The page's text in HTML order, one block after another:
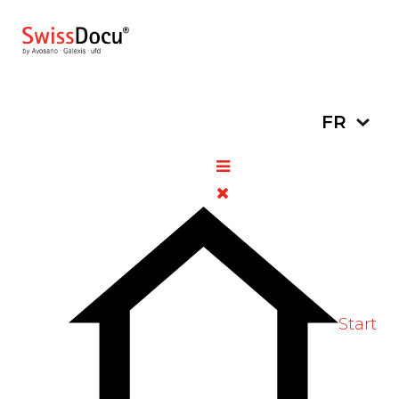
FR
Start
Algifor Junior Suspension
200 ml / Algifor Dolo Junior
Suspension 200 ml
Retraits de
lots
Vote utilisateur: /5